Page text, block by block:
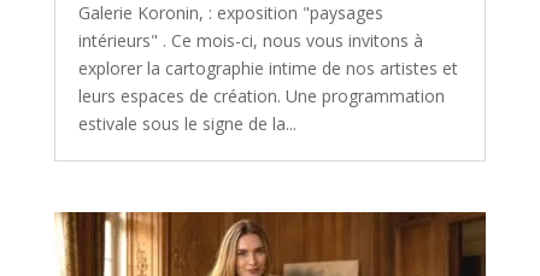
Galerie Koronin, : exposition "paysages
intérieurs" . Ce mois-ci, nous vous invitons à
explorer la cartographie intime de nos artistes et
leurs espaces de création. Une programmation
estivale sous le signe de la...